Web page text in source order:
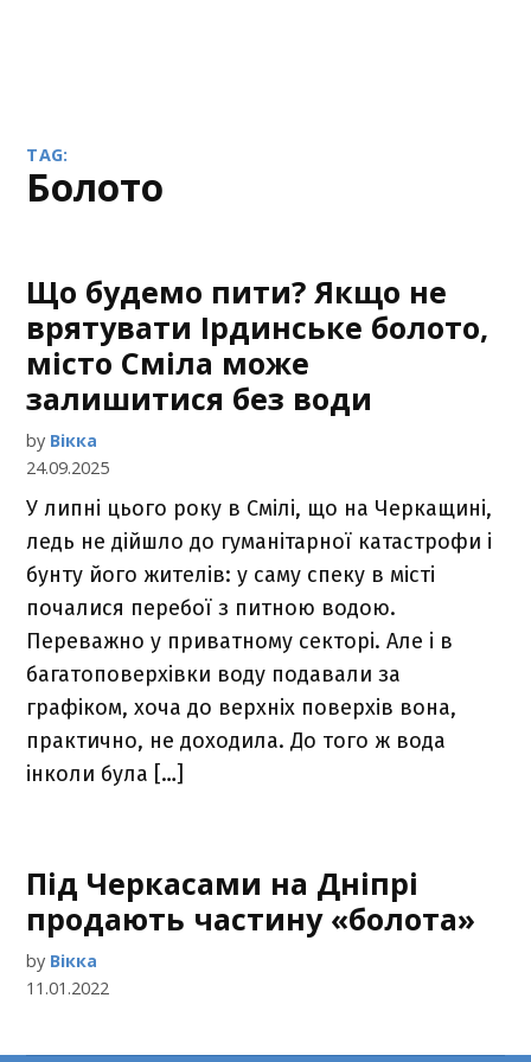
TAG:
болото
Що будемо пити? Якщо не
врятувати Ірдинське болото,
місто Сміла може
залишитися без води
by Вікка
24.09.2025
У липні цього року в Смілі, що на Черкащині,
ледь не дійшло до гуманітарної катастрофи і
бунту його жителів: у саму спеку в місті
почалися перебої з питною водою.
Переважно у приватному секторі. Але і в
багатоповерхівки воду подавали за
графіком, хоча до верхніх поверхів вона,
практично, не доходила. До того ж вода
інколи була […]
Під Черкасами на Дніпрі
продають частину «болота»
by Вікка
11.01.2022